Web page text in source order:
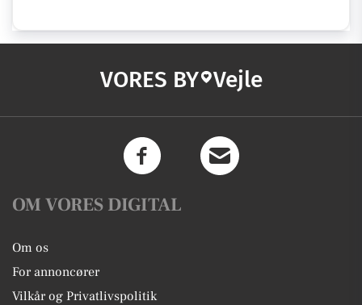
VORES BY Vejle
OM VORES DIGITAL
Om os
For annoncører
Vilkår og Privatlivspolitik